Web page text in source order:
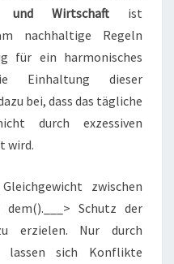
und Wirtschaft ist
nachhaltige Regeln
für ein harmonisches
Einhaltung dieser
bei, dass das tägliche
durch exzessiven
wird.
zwischen
Schutz der
erzielen. Nur durch
sich Konflikte